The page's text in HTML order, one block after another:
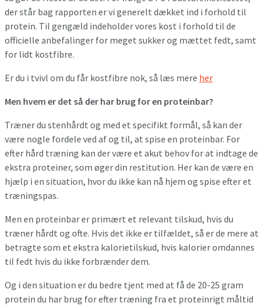
der står bag rapporten er vi generelt dækket ind i forhold til
protein. Til gengæld indeholder vores kost i forhold til de
officielle anbefalinger for meget sukker og mættet fedt, samt
for lidt kostfibre.
Er du i tvivl om du får kostfibre nok, så læs mere her
Men hvem er det så der har brug for en proteinbar?
Træner du stenhårdt og med et specifikt formål, så kan der
være nogle fordele ved af og til, at spise en proteinbar. For
efter hård træning kan der være et akut behov for at indtage de
ekstra proteiner, som øger din restitution. Her kan de være en
hjælp i en situation, hvor du ikke kan nå hjem og spise efter et
træningspas.
Men en proteinbar er primært et relevant tilskud, hvis du
træner hårdt og ofte. Hvis det ikke er tilfældet, så er de mere at
betragte som et ekstra kalorietilskud, hvis kalorier omdannes
til fedt hvis du ikke forbrænder dem.
Og i den situation er du bedre tjent med at få de 20-25 gram
protein du har brug for efter træning fra et proteinrigt måltid